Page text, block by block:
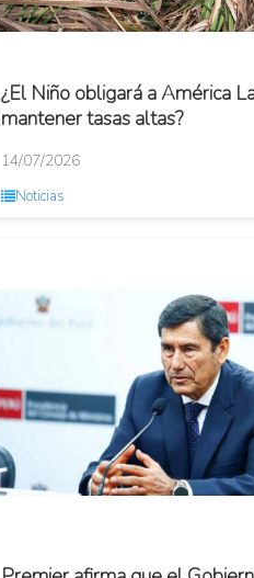
¿El Niño obligará a América
mantener tasas altas?
14/07/2026
Noticias